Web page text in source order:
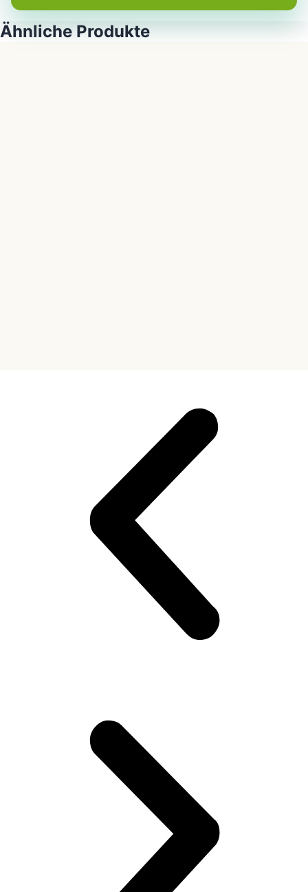
Ähnliche Produkte